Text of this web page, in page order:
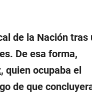
de la Nación tras
De esa forma,
, quien ocupaba el
de que